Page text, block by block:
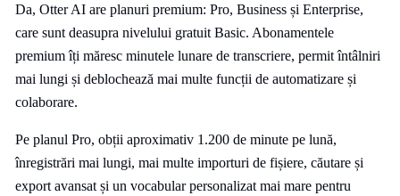
Da, Otter AI are planuri premium: Pro, Business și Enterprise,
care sunt deasupra nivelului gratuit Basic. Abonamentele
premium îți măresc minutele lunare de transcriere, permit întâlniri
mai lungi și deblochează mai multe funcții de automatizare și
colaborare.
Pe planul Pro, obții aproximativ 1.200 de minute pe lună,
înregistrări mai lungi, mai multe importuri de fișiere, căutare și
export avansat și un vocabular personalizat mai mare pentru